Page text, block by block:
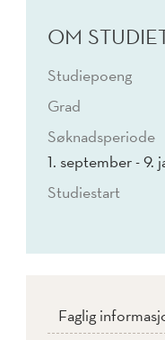
OM
Studiepoeng
Grad
Søknadsperiode
1. september -
Studiestart
Faglig